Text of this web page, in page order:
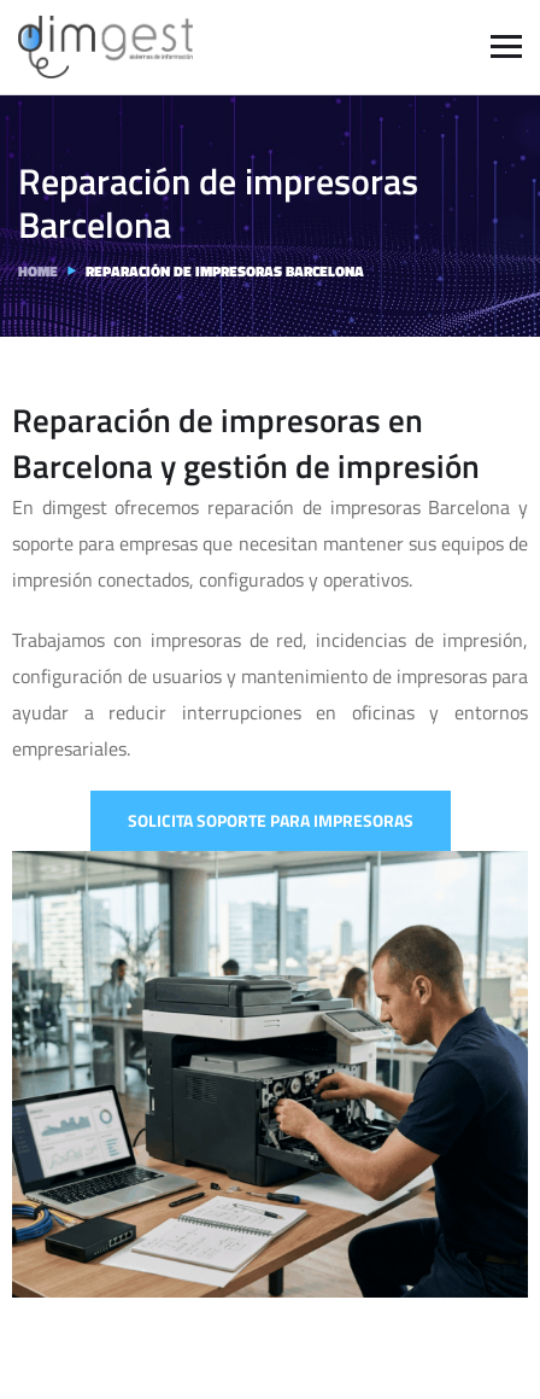
Reparación de impresoras
Barcelona
HOME REPARACIÓN DE IMPRESORAS BARCELONA
Reparación de impresoras en
Barcelona y gestión de impresión
En dimgest ofrecemos reparación de impresoras Barcelona y
soporte para empresas que necesitan mantener sus equipos de
impresión conectados, configurados y operativos.
Trabajamos con impresoras de red, incidencias de impresión,
configuración de usuarios y mantenimiento de impresoras para
ayudar a reducir interrupciones en oficinas y entornos
empresariales.
SOLICITA SOPORTE PARA IMPRESORAS